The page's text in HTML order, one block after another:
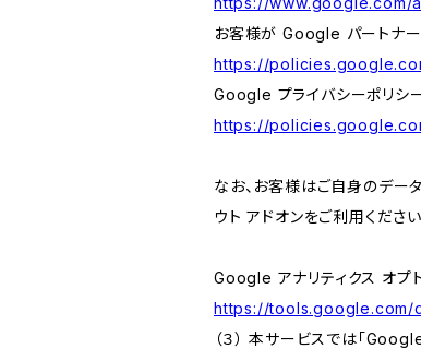
お客様が Google パートナー
https://
Google プライバシーポリシー
https://
なお、お客様はご自身のデ
ウト アドオンをご利用ください
Google アナリティクス オプト
https://
（３） 本サービスでは「